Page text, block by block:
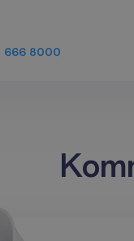
666 8000